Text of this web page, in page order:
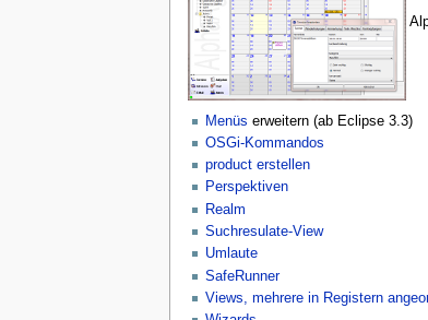
Menüs erweitern (ab Eclipse 3.3)
OSGi-Kommandos
product erstellen
Perspektiven
Realm
Suchresulate-View
Umlaute
SafeRunner
Views, mehrere in Registern